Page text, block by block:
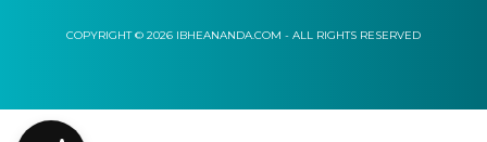
COPYRIGHT © 2026 IBHEANANDA.COM - ALL RIGHTS RESERVED